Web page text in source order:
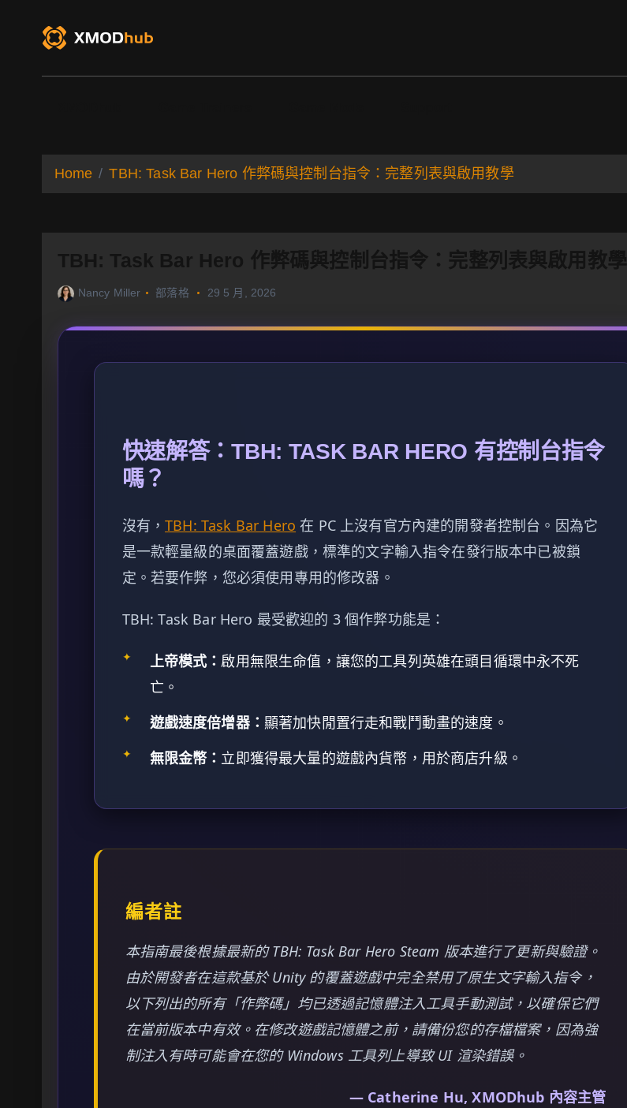
Home TBH: Task Bar Hero 作弊碼與控制台指令：完整列表與啟用教學
TBH: Task Bar Hero 作弊碼與控制台指令：完整列表與啟用教學
Nancy Miller 部落格 29 5 月, 2026
快速解答：TBH: TASK BAR HERO 有控制台指令
嗎？
沒有，TBH: Task Bar Hero 在 PC 上沒有官方內建的開發者控制台。因為它
是一款輕量級的桌面覆蓋遊戲，標準的文字輸入指令在發行版本中已被鎖
定。若要作弊，您必須使用專用的修改器。
TBH: Task Bar Hero 最受歡迎的 3 個作弊功能是：
✦ 上帝模式：啟用無限生命值，讓您的工具列英雄在頭目循環中永不死
亡。
✦ 遊戲速度倍增器： 顯著加快閒置行走和戰鬥動畫的速度。
✦ 無限金幣： 立即獲得最大量的遊戲內貨幣，用於商店升級。
編者註
本指南最後根據最新的 TBH: Task Bar Hero Steam 版本進行了更新與驗證。
由於開發者在這款基於 Unity 的覆蓋遊戲中完全禁用了原生文字輸入指令，
以下列出的所有「作弊碼」均已透過記憶體注入工具手動測試，以確保它們
在當前版本中有效。在修改遊戲記憶體之前，請備份您的存檔檔案，因為強
制注入有時可能會在您的 Windows 工具列上導致 UI 渲染錯誤。
— Catherine Hu, XMODhub 內容主管